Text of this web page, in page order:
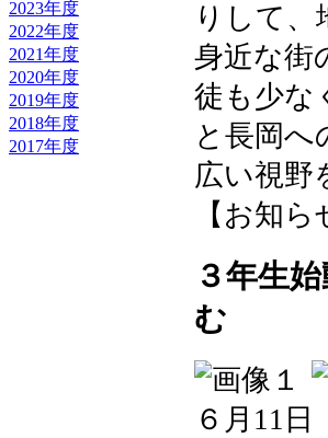
2023年度
2022年度
2021年度
2020年度
2019年度
2018年度
2017年度
りして
身近な街
徒も少な
と長岡へ
広い視野
【お知
３年生
む
６月11日